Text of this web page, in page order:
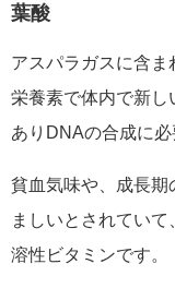
葉酸
アスパラガスに含
栄養素で体内で新し
ありDNAの合成に必
貧血気味や、成長期
ましいとされてい
溶性ビタミンです。